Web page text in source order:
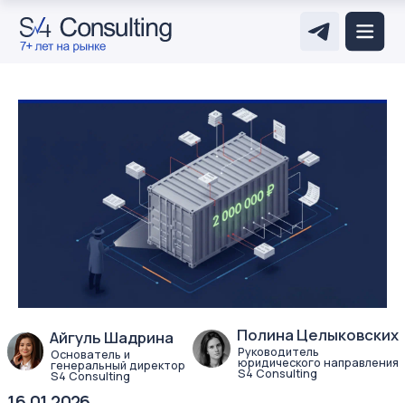
Айгуль Шадрина
генеральный директор
S4 Consulting
Полина Целыковских
Руководитель
юридического направления
S4 Consulting